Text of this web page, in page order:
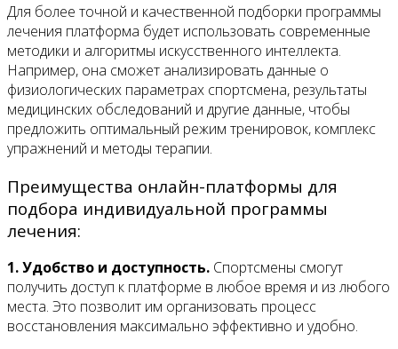
Для более точной и качественной подборки программы
лечения платформа будет использовать современные
методики и алгоритмы искусственного интеллекта.
Например, она сможет анализировать данные о
физиологических параметрах спортсмена, результаты
медицинских обследований и другие данные, чтобы
предложить оптимальный режим тренировок, комплекс
упражнений и методы терапии.
Преимущества онлайн-платформы для
подбора индивидуальной программы
лечения:
1. Удобство и доступность. Спортсмены смогут
получить доступ к платформе в любое время и из любого
места. Это позволит им организовать процесс
восстановления максимально эффективно и удобно.